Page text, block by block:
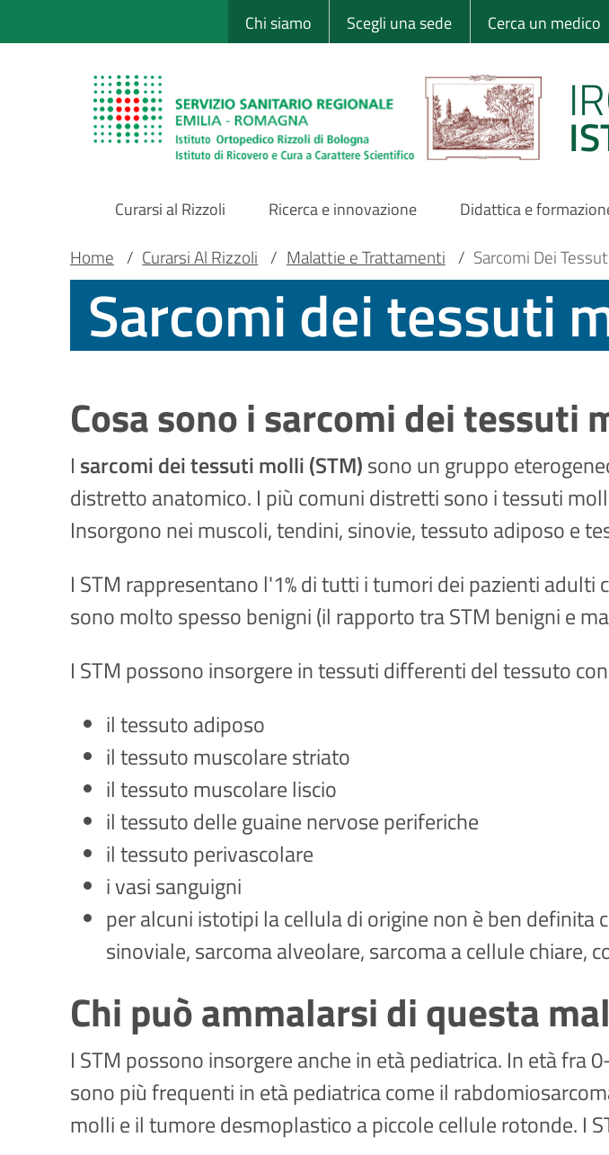
al
Sito Web Istituto
Chi siamo Scegli una sede Cerca un medico
Main
Navigation
Curarsi al Rizzoli Ricerca e innovazione Didattica e
Main container
Briciole
Home / Curarsi Al Rizzoli / Malattie e Trattamenti / Sarcomi Dei
Sarcomi dei tessuti
Cosa sono i sarcomi dei tessuti
I sarcomi dei tessuti molli (STM)sono un gruppo
distretto anatomico. I più comuni distretti sono i tessuti
Insorgono nei muscoli, tendini, sinovie, tessuto adiposo e
I STM rappresentano l'1% di tutti i tumori dei pazienti
sono molto spesso benigni (il rapporto tra STM benigni e
I STM possono insorgere in tessuti differenti del tessuto
il tessuto adiposo
il tessuto muscolare striato
il tessuto muscolare liscio
il tessuto delle guaine nervose periferiche
il tessuto perivascolare
i vasi sanguigni
per alcuni istotipi la cellula di origine non è ben
sinoviale, sarcoma alveolare, sarcoma a cellule chiare,
Chi può ammalarsi di questa
I STM possono insorgere anche in età pediatrica. In età
sono più frequenti in età pediatrica come il
molli e il tumore desmoplastico a piccole cellule rotonde. I